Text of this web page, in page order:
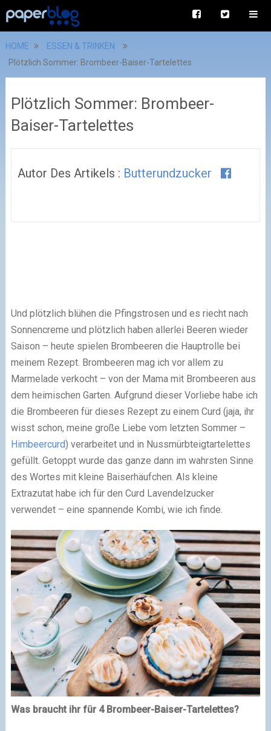
HOME
ESSEN & TRINKEN
Plötzlich Sommer: Brombeer-Baiser-Tartelettes
Plötzlich Sommer: Brombeer-
Baiser-Tartelettes
Autor Des Artikels : Butterundzucker
Und plötzlich blühen die Pfingstrosen und es riecht nach
Sonnencreme und plötzlich haben allerlei Beeren wieder
Saison – heute spielen Brombeeren die Hauptrolle bei
meinem Rezept. Brombeeren mag ich vor allem zu
Marmelade verkocht – von der Mama mit Brombeeren aus
dem heimischen Garten. Aufgrund dieser Vorliebe habe ich
die Brombeeren für dieses Rezept zu einem Curd (jaja, ihr
wisst schon, meine große Liebe vom letzten Sommer –
Himbeercurd) verarbeitet und in Nussmürbteigtartelettes
gefüllt. Getoppt wurde das ganze dann im wahrsten Sinne
des Wortes mit kleine Baiserhäufchen. Als kleine
Extrazutat habe ich für den Curd Lavendelzucker
verwendet – eine spannende Kombi, wie ich finde.
Was braucht ihr für 4 Brombeer-Baiser-Tartelettes?